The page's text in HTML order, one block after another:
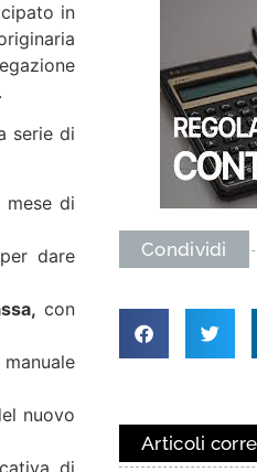
in
serie di
mese di
dare
con
manuale
nuovo
di
Condividi
Articoli